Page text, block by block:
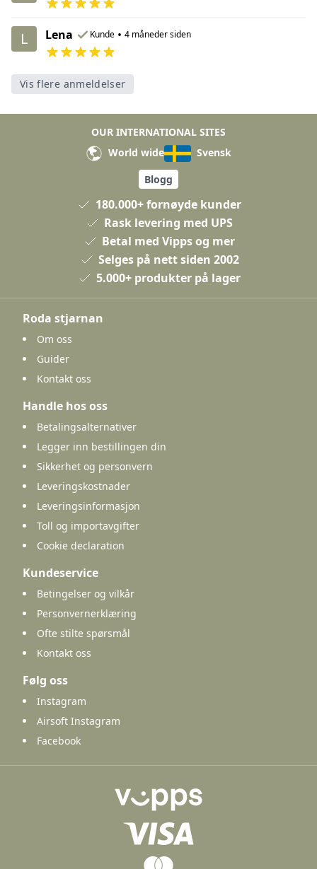
L Lena Kunde • 4 måneder siden
Vis flere anmeldelser
OUR INTERNATIONAL SITES
World wide
Svensk
Blogg
180.000+ fornøyde kunder
Rask levering med UPS
Betal med Vipps og mer
Selges på nett siden 2002
5.000+ produkter på lager
Roda stjarnan
Om oss
Guider
Kontakt oss
Handle hos oss
Betalingsalternativer
Legger inn bestillingen din
Sikkerhet og personvern
Leveringskostnader
Leveringsinformasjon
Toll og importavgifter
Cookie declaration
Kundeservice
Betingelser og vilkår
Personvernerklæring
Ofte stilte spørsmål
Kontakt oss
Følg oss
Instagram
Airsoft Instagram
Facebook